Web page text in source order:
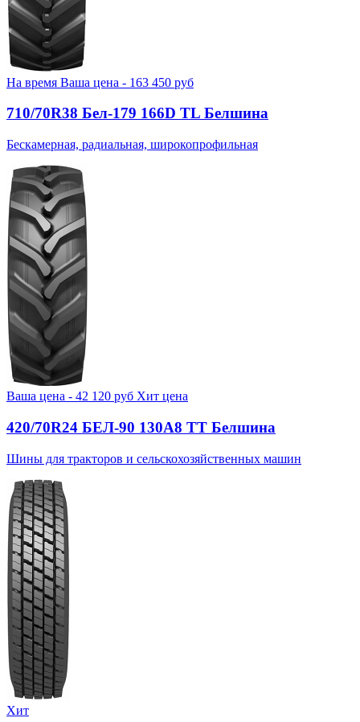
На время Ваша цена - 163 450 руб
710/70R38 Бел-179 166D TL Белшина
Бескамерная, радиальная, широкопрофильная
Ваша цена - 42 120 руб Хит цена
420/70R24 БЕЛ-90 130А8 TT Белшина
Шины для тракторов и сельскохозяйственных машин
Хит